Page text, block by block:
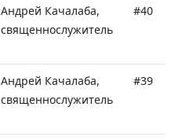
Андрей Качалаба,
священнослужитель
#40
Андрей Качалаба,
священнослужитель
#39